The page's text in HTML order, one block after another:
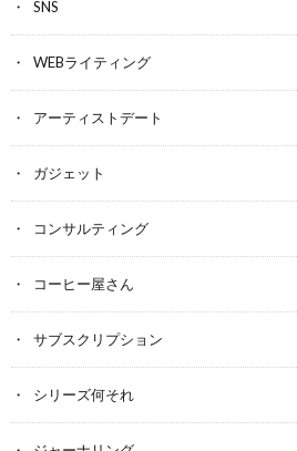
SNS
WEBライティング
アーティストデート
ガジェット
コンサルティング
コーヒー屋さん
サブスクリプション
シリーズ何それ